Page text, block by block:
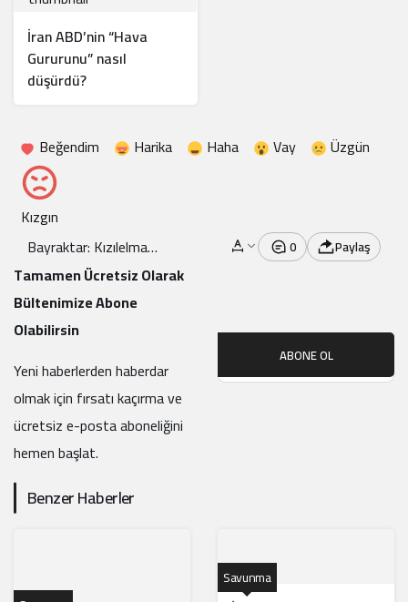
İran ABD’nin “Hava
Gururunu” nasıl
düşürdü?
Beğendim Harika Haha Vay Üzgün
Kızgın
Bayraktar: Kızılelma
Beşinci Nesil Uçakları Da
Vurabilir
0 Paylaş
Tamamen Ücretsiz Olarak
Bültenimize Abone
Olabilirsin
Yeni haberlerden haberdar
olmak için fırsatı kaçırma ve
ücretsiz e-posta aboneliğini
hemen başlat.
ABONE OL
Benzer Haberler
Savunma